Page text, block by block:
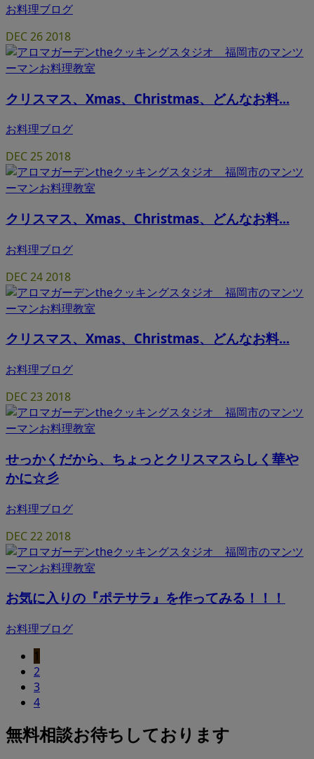
お料理ブログ
DEC262018
クリスマス、Xmas、Christmas、どんなお料...
お料理ブログ
DEC252018
クリスマス、Xmas、Christmas、どんなお料...
お料理ブログ
DEC242018
クリスマス、Xmas、Christmas、どんなお料...
お料理ブログ
DEC232018
せっかくだから、ちょっとクリスマスらしく華や
かに☆彡
お料理ブログ
DEC222018
お気に入りの『ポテサラ』を作ってみる！！！
お料理ブログ
1
2
3
4
無料相談お待ちしております